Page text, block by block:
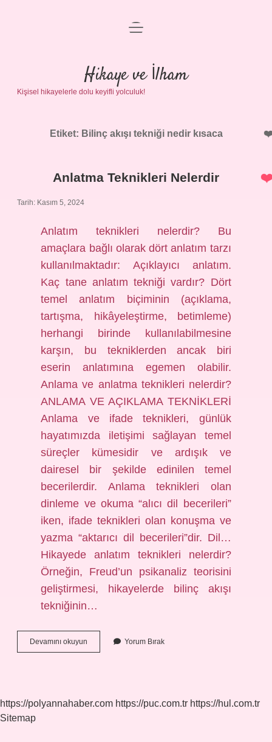
Anasayfa
Gizlilik Politikası
Yasal Uyarı
menüyü
Hikaye ve İlham
Kişisel hikayelerle dolu keyifli yolculuk!
Etiket: Bilinç akışı tekniği nedir kısaca
Anlatma Teknikleri Nelerdir
Tarih: Kasım 5, 2024
Anlatım teknikleri nelerdir? Bu
amaçlara bağlı olarak dört anlatım tarzı
kullanılmaktadır: Açıklayıcı anlatım.
Kaç tane anlatım tekniği vardır? Dört
temel anlatım biçiminin (açıklama,
tartışma, hikâyeleştirme, betimleme)
herhangi birinde kullanılabilmesine
karşın, bu tekniklerden ancak biri
eserin anlatımına egemen olabilir.
Anlama ve anlatma teknikleri nelerdir?
ANLAMA VE AÇIKLAMA TEKNİKLERİ
Anlama ve ifade teknikleri, günlük
hayatımızda iletişimi sağlayan temel
süreçler kümesidir ve ardışık ve
dairesel bir şekilde edinilen temel
becerilerdir. Anlama teknikleri olan
dinleme ve okuma “alıcı dil becerileri”
iken, ifade teknikleri olan konuşma ve
yazma “aktarıcı dil becerileri”dir. Dil…
Hikayede anlatım teknikleri nelerdir?
Örneğin, Freud’un psikanaliz teorisini
geliştirmesi, hikayelerde bilinç akışı
tekniğinin…
Devamını okuyun Anlatma
Teknikleri
Yorum Bırak
https://polyannahaber.com https://puc.com.tr https://hul.com.tr
Sitemap